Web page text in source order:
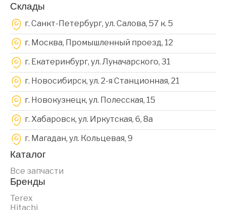
Склады
г. Санкт-Петербург, ул. Салова, 57 к. 5
г. Москва, Промышленный проезд, 12
г. Екатеринбург, ул. Луначарского, 31
г. Новосибирск, ул. 2-я Станционная, 21
г. Новокузнецк, ул. Полесская, 15
г. Хабаровск, ул. Иркутская, 6, 8a
г. Магадан, ул. Кольцевая, 9
Каталог
Все запчасти
Бренды
Terex
Hitachi